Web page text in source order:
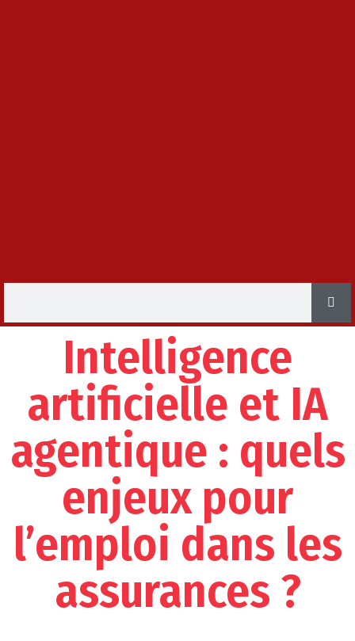
Intelligence
artificielle et IA
agentique : quels
enjeux pour
l’emploi dans les
assurances ?